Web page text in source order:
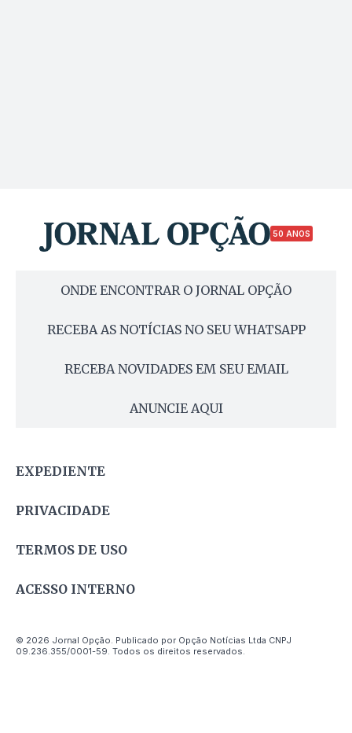
50 ANOS
ONDE ENCONTRAR O JORNAL OPÇÃO
RECEBA AS NOTÍCIAS NO SEU WHATSAPP
RECEBA NOVIDADES EM SEU EMAIL
ANUNCIE AQUI
EXPEDIENTE
PRIVACIDADE
TERMOS DE USO
ACESSO INTERNO
© 2026 Jornal Opção. Publicado por Opção Notícias Ltda CNPJ
09.236.355/0001-59. Todos os direitos reservados.